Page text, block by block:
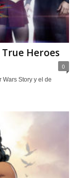
Heroes
0
Wars Story y el de